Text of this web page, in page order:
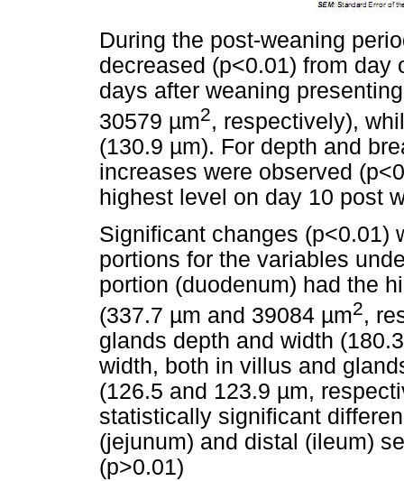
During the post-weaning
decreased (p<0.01) from day
days after weaning
30579 µm2, respectively),
(130.9 µm). For depth and
increases were observed
highest level on day 10 post
Significant changes (p<0.01)
portions for the variables
portion (duodenum) had the
(337.7 µm and 39084 µm2,
glands depth and width
width, both in villus and
(126.5 and 123.9 µm,
statistically significant
(jejunum) and distal (ileum)
(p>0.01)